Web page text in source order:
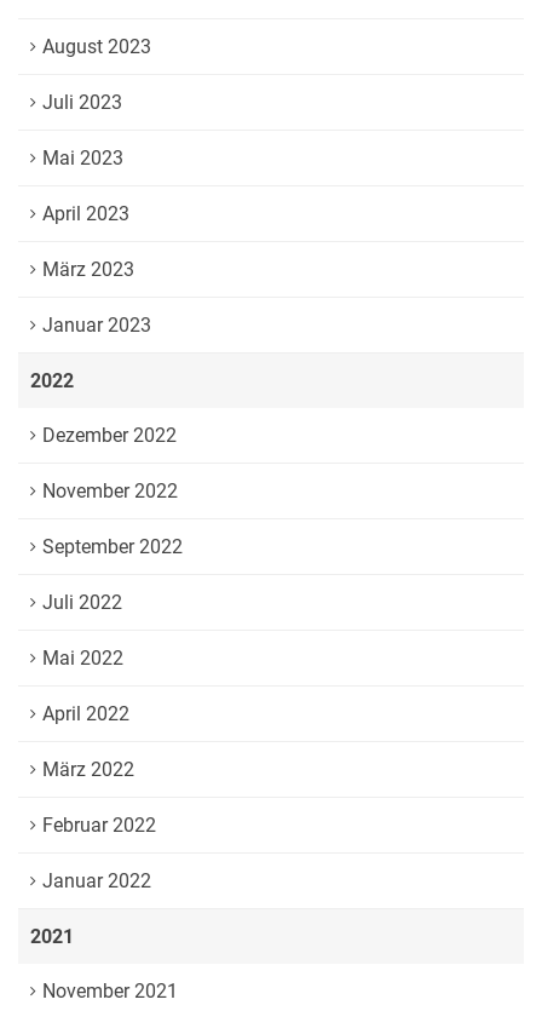
August 2023
Juli 2023
Mai 2023
April 2023
März 2023
Januar 2023
2022
Dezember 2022
November 2022
September 2022
Juli 2022
Mai 2022
April 2022
März 2022
Februar 2022
Januar 2022
2021
November 2021